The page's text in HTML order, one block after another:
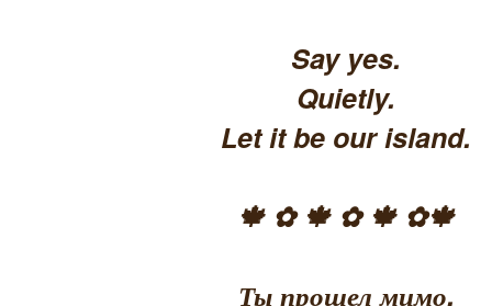
Say yes.
Quietly.
Let it be our island.
🍁 ✿ 🍁 ✿ 🍁 ✿🍁
Ты прошел мимо,